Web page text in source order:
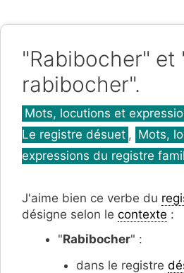
"Rabibocher" et
rabibocher".
Catégories
Mots, locutions et
Le registre désuet , Mots,
expressions du registre
J'aime bien ce verbe du
désigne selon le contexte :
"Rabibocher" :
dans le registre